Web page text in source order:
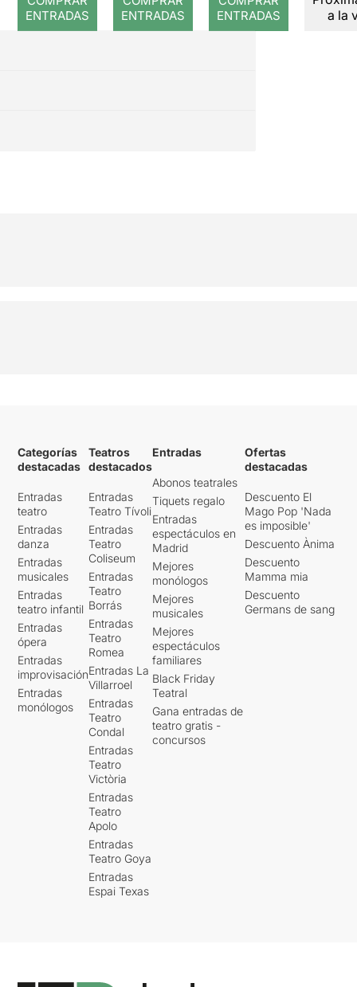
ENTRADAS
ENTRADAS
ENTRADAS
a la
Categorías
destacadas
Entradas
teatro
Entradas
danza
Entradas
musicales
Entradas
teatro infantil
Entradas
ópera
Entradas
improvisación
Entradas
monólogos
Teatros
destacados
Entradas
Teatro Tívoli
Entradas
Teatro
Coliseum
Entradas
Teatro
Borrás
Entradas
Teatro
Romea
Entradas La
Villarroel
Entradas
Teatro
Condal
Entradas
Teatro
Victòria
Entradas
Teatro
Apolo
Entradas
Teatro Goya
Entradas
Espai Texas
Entradas
Abonos teatrales
Tiquets regalo
Entradas
espectáculos en
Madrid
Mejores
monólogos
Mejores
musicales
Mejores
espectáculos
familiares
Black Friday
Teatral
Gana entradas de
teatro gratis -
concursos
Ofertas
destacadas
Descuento El
Mago Pop 'Nada
es imposible'
Descuento Ànima
Descuento
Mamma mia
Descuento
Germans de sang